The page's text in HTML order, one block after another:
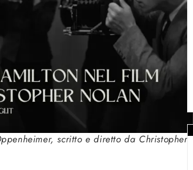
scritto e diretto da Christopher